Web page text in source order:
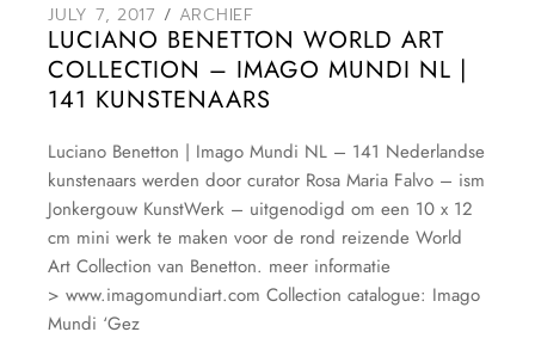
JULY 7, 2017 ARCHIEF
LUCIANO BENETTON WORLD ART
COLLECTION – IMAGO MUNDI NL |
141 KUNSTENAARS
Luciano Benetton | Imago Mundi NL – 141 Nederlandse
kunstenaars werden door curator Rosa Maria Falvo – ism
Jonkergouw KunstWerk – uitgenodigd om een 10 x 12
cm mini werk te maken voor de rond reizende World
Art Collection van Benetton. meer informatie
> www.imagomundiart.com Collection catalogue: Imago
Mundi ‘Gez